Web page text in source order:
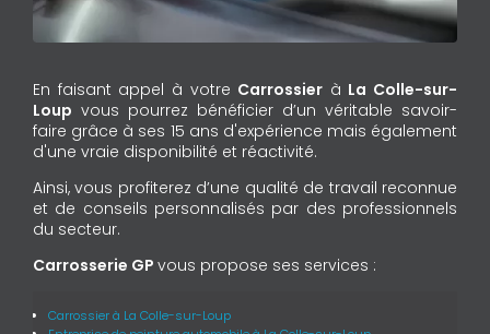
En faisant appel à votre Carrossier à La Colle-sur-
Loup vous pourrez bénéficier d’un véritable savoir-
faire grâce à ses 15 ans d'expérience mais également
d'une vraie disponibilité et réactivité.
Ainsi, vous profiterez d’une qualité de travail reconnue
et de conseils personnalisés par des professionnels
du secteur.
Carrosserie GP vous propose ses services :
Carrossierà La Colle-sur-Loup